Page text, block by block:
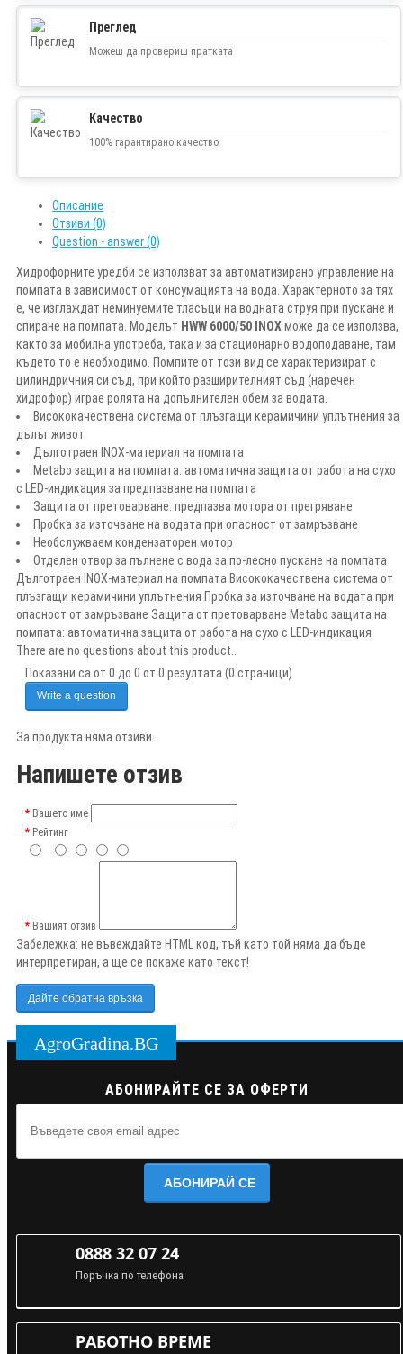
Преглед
Можеш да провериш пратката
Качество
100% гарантирано качество
Описание
Отзиви (0)
Question - answer (0)
Хидрофорните уредби се използват за автоматизирано управление на
помпата в зависимост от консумацията на вода. Характерното за тях
е, че изглаждат неминуемите тласъци на водната струя при пускане и
спиране на помпата. Моделът HWW 6000/50 INOXможе да се използва,
както за мобилна употреба, така и за стационарно водоподаване, там
където то е необходимо. Помпите от този вид се характеризират с
цилиндричния си съд, при който разширителният съд (наречен
хидрофор) играе ролята на допълнителен обем за водата.
Висококачествена система от плъзгащи керамичини уплътнения за
дълъг живот
Дълготраен INOX-материал на помпата
Metabo защита на помпата: автоматична защита от работа на сухо
с LED-индикация за предпазване на помпата
Защита от претоварване: предпазва мотора от прегряване
Пробка за източване на водата при опасност от замръзване
Необслужваем кондензаторен мотор
Отделен отвор за пълнене с вода за по-лесно пускане на помпата
Дълготраен INOX-материал на помпата Висококачествена система от
плъзгащи керамичини уплътнения Пробка за източване на водата при
опасност от замръзване Защита от претоварване Metabo защита на
помпата: автоматична защита от работа на сухо с LED-индикация
There are no questions about this product..
Показани са от 0 до 0 от 0 резултата (0 страници)
Write a question
За продукта няма отзиви.
Напишете отзив
Вашето име
Рейтинг
Вашият отзив
Забележка: не въвеждайте HTML код, тъй като той няма да бъде
интерпретиран, а ще се покаже като текст!
Дайте обратна връзка
AgroGradina.BG
АБОНИРАЙТЕ СЕ ЗА ОФЕРТИ
АБОНИРАЙ СЕ
0888 32 07 24
Поръчка по телефона
РАБОТНО ВРЕМЕ